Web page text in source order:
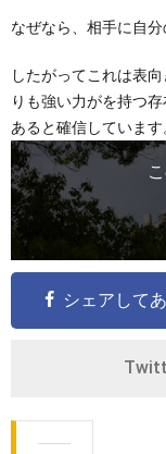
なぜなら、相手に自
したがってこれは表
りも強い力がを持つ
あると確信しています
シェアして